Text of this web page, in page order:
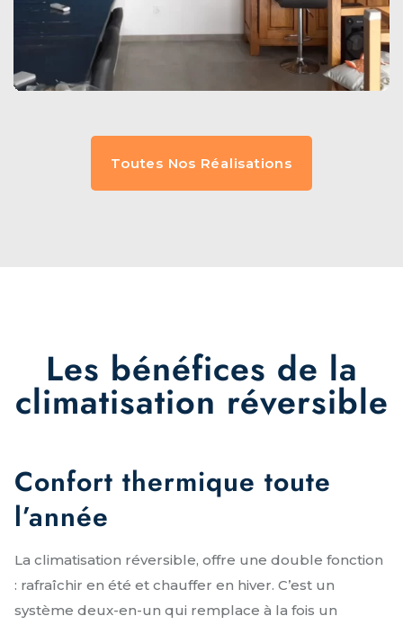
Toutes Nos Réalisations
Les bénéfices de la
climatisation réversible
Confort thermique toute
l’année
La climatisation réversible, offre une double fonction
: rafraîchir en été et chauffer en hiver. C’est un
système deux-en-un qui remplace à la fois un